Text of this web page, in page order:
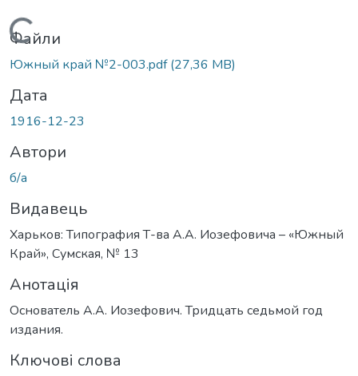
Вантажиться...
Файли
Южный край №2-003.pdf(27,36 MB)
Дата
1916-12-23
Автори
б/а
Видавець
Харьков: Типография Т-ва А.А. Иозефовича – «Южный
Край», Сумская, № 13
Анотація
Основатель А.А. Иозефович. Тридцать седьмой год
издания.
Ключові слова